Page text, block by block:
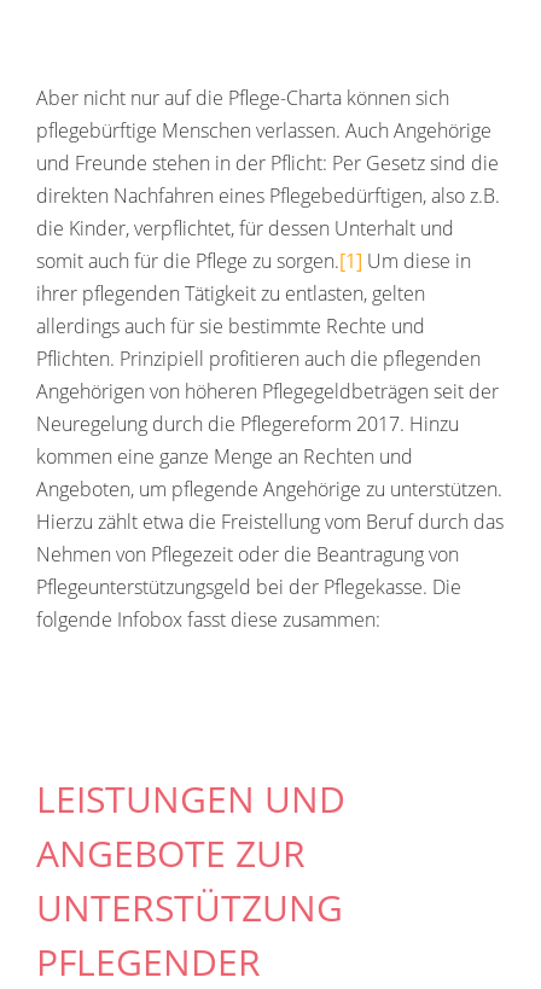
Aber nicht nur auf die Pflege-Charta können sich
pflegebürftige Menschen verlassen. Auch Angehörige
und Freunde stehen in der Pflicht: Per Gesetz sind die
direkten Nachfahren eines Pflegebedürftigen, also z.B.
die Kinder, verpflichtet, für dessen Unterhalt und
somit auch für die Pflege zu sorgen.[1] Um diese in
ihrer pflegenden Tätigkeit zu entlasten, gelten
allerdings auch für sie bestimmte Rechte und
Pflichten. Prinzipiell profitieren auch die pflegenden
Angehörigen von höheren Pflegegeldbeträgen seit der
Neuregelung durch die Pflegereform 2017. Hinzu
kommen eine ganze Menge an Rechten und
Angeboten, um pflegende Angehörige zu unterstützen.
Hierzu zählt etwa die Freistellung vom Beruf durch das
Nehmen von Pflegezeit oder die Beantragung von
Pflegeunterstützungsgeld bei der Pflegekasse. Die
folgende Infobox fasst diese zusammen:
LEISTUNGEN UND
ANGEBOTE ZUR
UNTERSTÜTZUNG
PFLEGENDER